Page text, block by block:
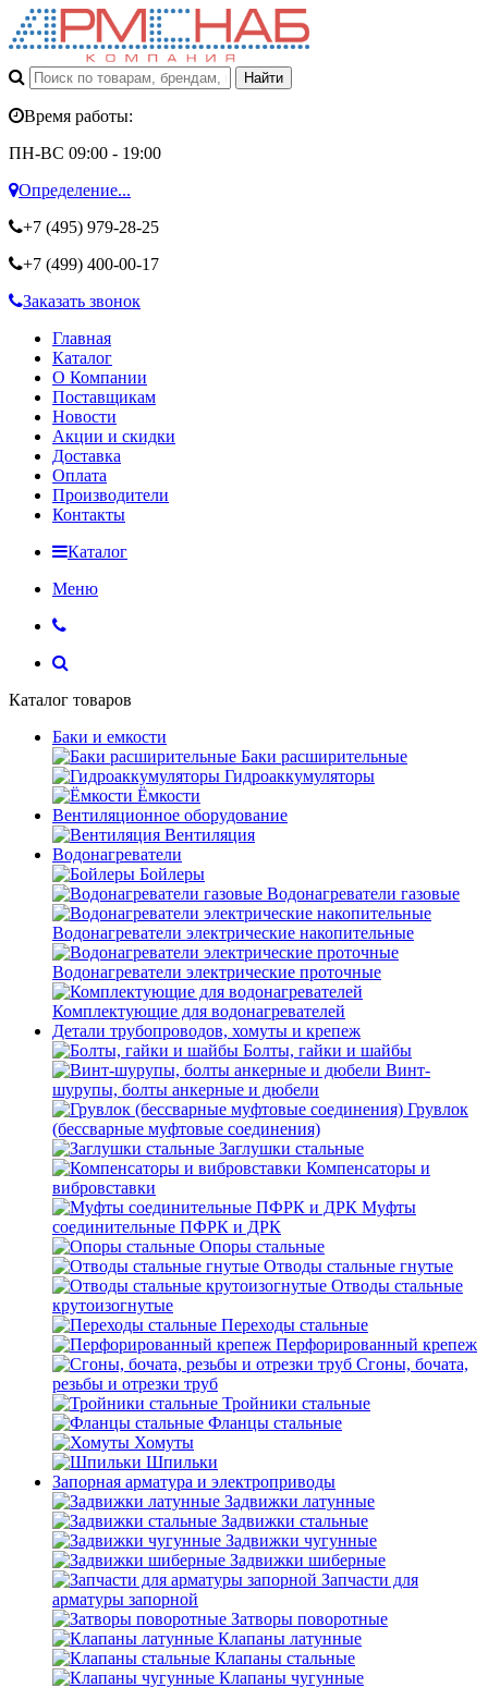
Время работы:
ПН-ВС 09:00 - 19:00
Определение...
+7 (495) 979-28-25
+7 (499) 400-00-17
Заказать звонок
Главная
Каталог
О Компании
Поставщикам
Новости
Акции и скидки
Доставка
Оплата
Производители
Контакты
Каталог
Меню
Каталог товаров
Баки и емкости
Баки расширительные
Гидроаккумуляторы
Ёмкости
Вентиляционное оборудование
Вентиляция
Водонагреватели
Бойлеры
Водонагреватели газовые
Водонагреватели электрические накопительные
Водонагреватели электрические проточные
Комплектующие для водонагревателей
Детали трубопроводов, хомуты и крепеж
Болты, гайки и шайбы
Винт-
шурупы, болты анкерные и дюбели
Грувлок
(бессварные муфтовые соединения)
Заглушки стальные
Компенсаторы и
вибровставки
Муфты
соединительные ПФРК и ДРК
Опоры стальные
Отводы стальные гнутые
Отводы стальные
крутоизогнутые
Переходы стальные
Перфорированный крепеж
Сгоны, бочата,
резьбы и отрезки труб
Тройники стальные
Фланцы стальные
Хомуты
Шпильки
Запорная арматура и электроприводы
Задвижки латунные
Задвижки стальные
Задвижки чугунные
Задвижки шиберные
Запчасти для
арматуры запорной
Затворы поворотные
Клапаны латунные
Клапаны стальные
Клапаны чугунные